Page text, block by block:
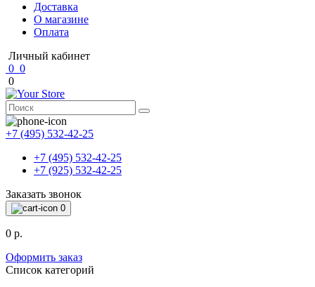
Доставка
О магазине
Оплата
Личный кабинет
0 0
0
+7 (495) 532-42-25
+7 (495) 532-42-25
+7 (925) 532-42-25
Заказать звонок
0
0 р.
Оформить заказ
Список категорий